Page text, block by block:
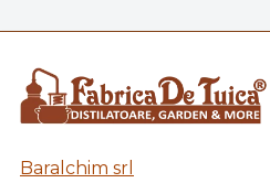
Baralchim srl